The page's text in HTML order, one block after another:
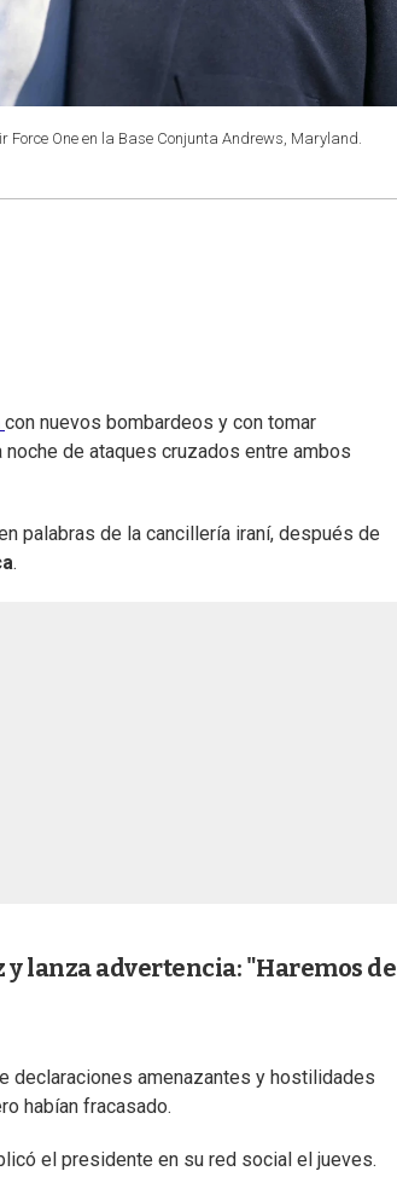
One en la Base Conjunta Andrews, Maryland.
con nuevos bombardeos y con tomar
de ataques cruzados entre ambos
palabras de la cancillería iraní, después de
.
lanza advertencia: "Haremos de
declaraciones amenazantes y hostilidades
habían fracasado.
el presidente en su red social el jueves.